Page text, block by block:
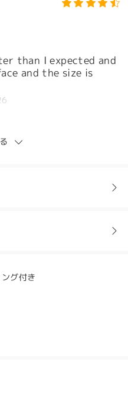
than I expected and
and the size is
make my review
wrong .. well is true
to see if I like
filled always
in my experience as
Firmo …
your prescription
size meaning
how to do it .. once
before 60 days or as
は、以下からお問い合わせく
する
グ付き